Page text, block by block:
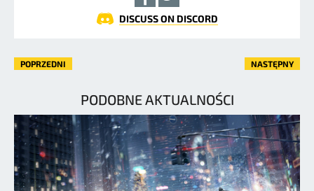
DISCUSS ON DISCORD
POPRZEDNI NASTĘPNY
PODOBNE AKTUALNOŚCI